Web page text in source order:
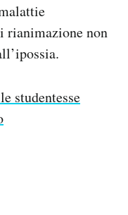
rianimazione non
studentesse